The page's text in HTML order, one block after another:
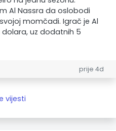
Al Nassra da oslobodi
momčadi. Igrač je Al
uz dodatnih 5
prije 4d
vijesti